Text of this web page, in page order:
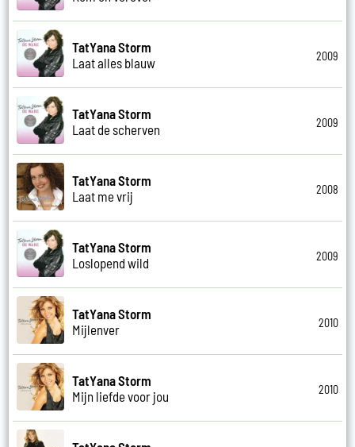
TatYana Storm
Laat alles blauw
2009
TatYana Storm
Laat de scherven
2009
TatYana Storm
Laat me vrij
2008
TatYana Storm
Loslopend wild
2009
TatYana Storm
Mijlenver
2010
TatYana Storm
Mijn liefde voor jou
2010